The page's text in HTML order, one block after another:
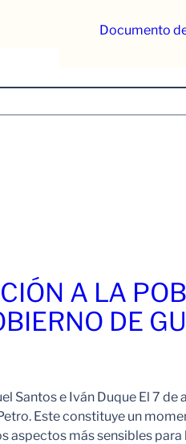
Documento
A LA
DE
Santos e Iván Duque El 7
Este constituye un
aspectos más sensibles